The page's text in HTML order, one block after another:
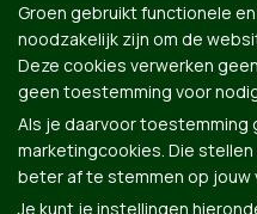
Groen gebruikt functionele
noodzakelijk zijn om de
Deze cookies verwerken
geen toestemming voor
Als je daarvoor toestemming
marketingcookies. Die
beter af te stemmen op jouw
Je kunt je instellingen